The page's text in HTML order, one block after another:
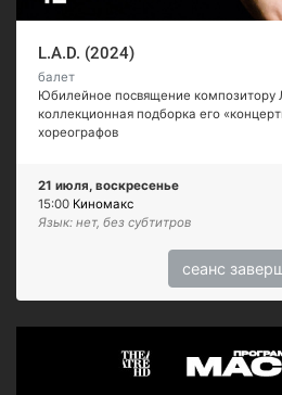
L.A.D. (2024)
балет
Юбилейное посвящение композитору
коллекционная подборка его
хореографов
21 июля, воскресенье
15:00 Киномакс
Язык: нет, без субтитров
сеанс